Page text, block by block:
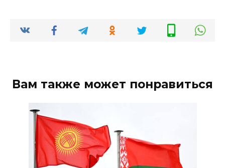
Вам также может понравиться